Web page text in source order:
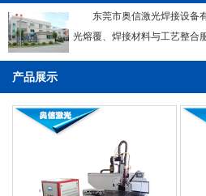
东莞市奥信激光焊接设备有
光熔覆、焊接材料与工艺整合
产品展示